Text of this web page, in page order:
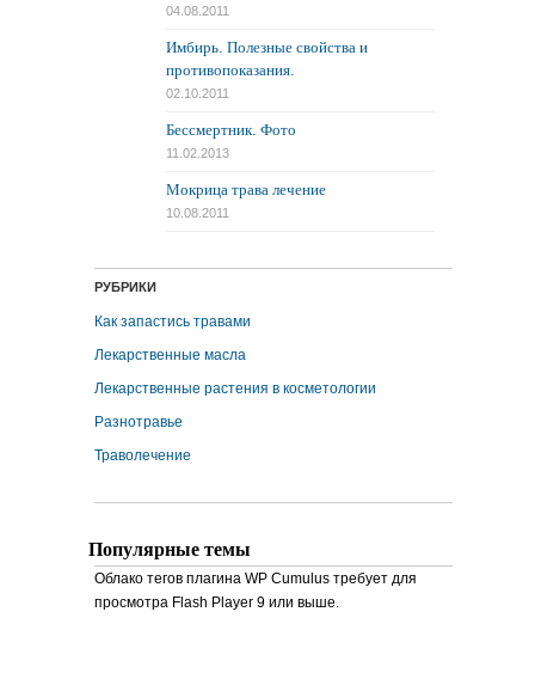
04.08.2011
Имбирь. Полезные свойства и
противопоказания.
02.10.2011
Бессмертник. Фото
11.02.2013
Мокрица трава лечение
10.08.2011
РУБРИКИ
Как запастись травами
Лекарственные масла
Лекарственные растения в косметологии
Разнотравье
Траволечение
Популярные темы
Облако тегов плагина WP Cumulus требует для
просмотра Flash Player 9 или выше.